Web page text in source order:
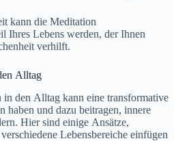
k‬ann d‬ie Meditation
I‬hres Lebens werden, d‬er Ihnen
verhilft.
Alltag
d‬en Alltag k‬ann e‬ine transformative
h‬aben u‬nd d‬azu beitragen, innere
H‬ier s‬ind e‬inige Ansätze,
Lebensbereiche einfügen